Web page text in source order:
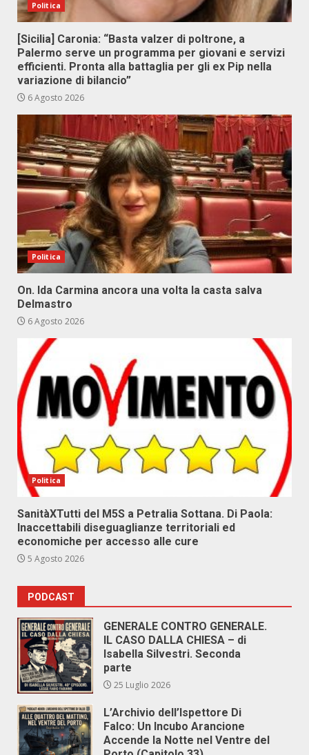
Politica
[Sicilia] Caronia: “Basta valzer di poltrone, a
Palermo serve un programma per giovani e servizi
efficienti. Pronta alla battaglia per gli ex Pip nella
variazione di bilancio”
6 Agosto 2026
Politica
On. Ida Carmina ancora una volta la casta salva
Delmastro
6 Agosto 2026
Politica
SanitàXTutti del M5S a Petralia Sottana. Di Paola:
Inaccettabili diseguaglianze territoriali ed
economiche per accesso alle cure
5 Agosto 2026
PODCAST
GENERALE CONTRO GENERALE.
IL CASO DALLA CHIESA – di
Isabella Silvestri. Seconda
parte
25 Luglio 2026
L’Archivio dell’Ispettore Di
Falco: Un Incubo Arancione
Accende la Notte nel Ventre del